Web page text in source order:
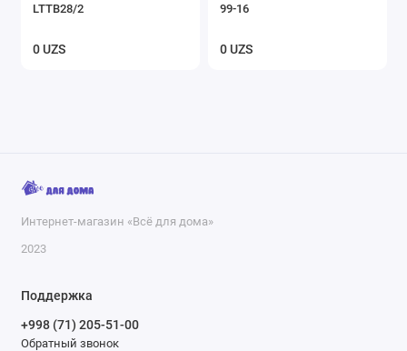
LTTB28/2
0 UZS
99-16
0 UZS
Интернет-магазин «Всё для дома»
2023
Поддержка
+998 (71) 205-51-00
Обратный звонок